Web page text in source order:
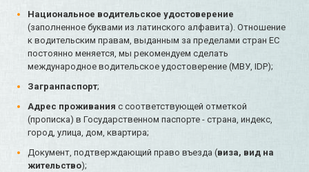
Национальное водительское удостоверение
(заполненное буквами из латинского алфавита). Отношение
к водительским правам, выданным за пределами стран ЕС
постоянно меняется, мы рекомендуем сделать
международное водительское удостоверение (МВУ, IDP);
Загранпаспорт;
Адрес проживания с соответствующей отметкой
(прописка) в Государственном паспорте - страна, индекс,
город, улица, дом, квартира;
Документ, подтверждающий право въезда (виза, вид на
жительство);